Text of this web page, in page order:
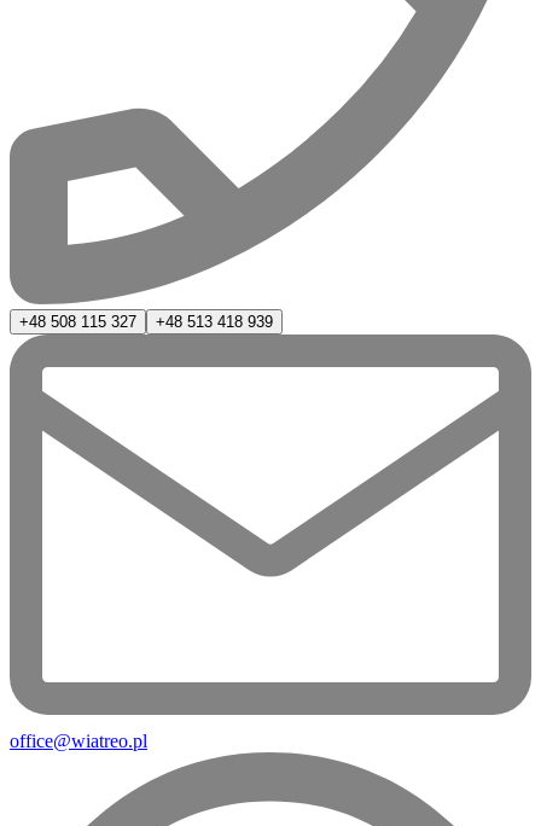
+48 508 115 327 +48 513 418 939
office@wiatreo.pl